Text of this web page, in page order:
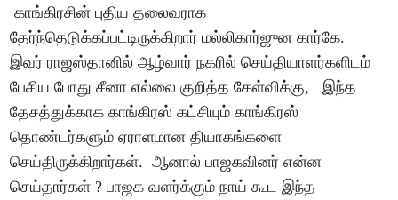
காங்கிரசின் புதிய தலைவராக
தேர்ந்தெடுக்கப்பட்டிருக்கிறார் மல்லிகார்ஜுன கார்கே.
இவர் ராஜஸ்தானில் ஆழ்வார் நகரில் செய்தியாளர்களிடம்
பேசிய போது சீனா எல்லை குறித்த கேள்விக்கு, இந்த
தேசத்துக்காக காங்கிரஸ் கட்சியும் காங்கிரஸ்
தொண்டர்களும் ஏராளமான தியாகங்களை
செய்திருக்கிறார்கள். ஆனால் பாஜகவினர் என்ன
செய்தார்கள் ? பாஜக வளர்க்கும் நாய் கூட இந்த